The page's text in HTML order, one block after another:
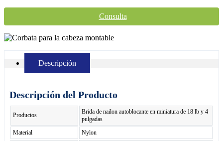
Consulta
Descripción
Descripción del Producto
Productos
Brida de nailon autoblocante en miniatura de 18 lb y 4
pulgadas
Material
Nylon